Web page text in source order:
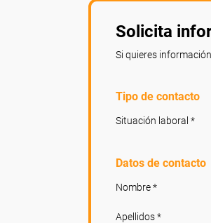
Solicita
Si quieres
Tipo de contacto
Situación laboral *
Datos de contacto
Nombre *
Apellidos *